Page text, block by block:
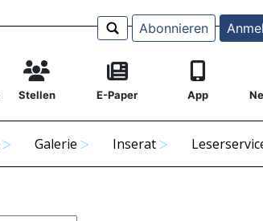
Abonnieren
Stellen E-Paper App
Galerie Inserat